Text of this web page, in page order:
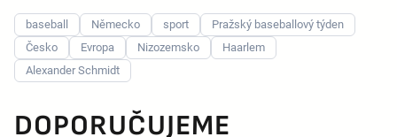
baseball Německo sport
Pražský baseballový týden
Česko
Evropa Nizozemsko
Haarlem
Alexander Schmidt
DOPORUČUJEME